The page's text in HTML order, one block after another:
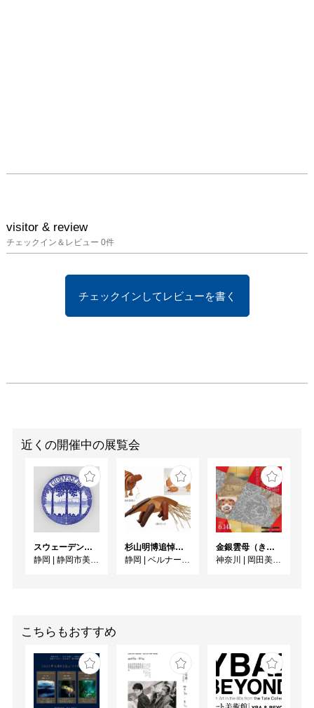
visitor & review
チェックイン＆レビュー 0件
チェックインしてレビューを書く
近くの開催中の展覧会
スウェーデンのうつわ グスタフスベリのある暮らし
静岡
静岡市美術館
杉山明博追悼展 木とわたし―木工の妙技と美術教育
静岡
ベルナール・ビュフェ美術館
金銀雲母（きら）きら ーかがやきの日本美術ー
神奈川
岡田美術館
こちらもおすすめ